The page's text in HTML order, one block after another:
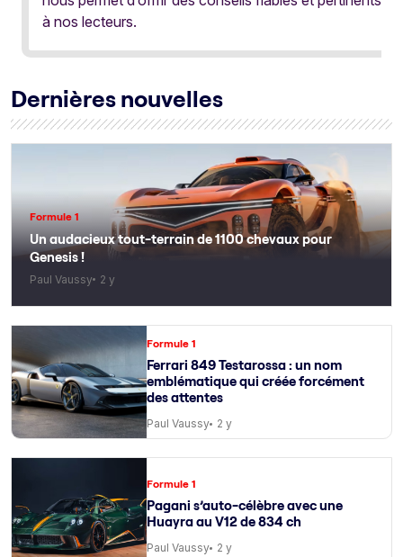
à nos lecteurs.
Dernières nouvelles
Formule 1
Un audacieux tout-terrain de 1100 chevaux pour
Genesis !
Paul Vaussy 2 y
Formule 1
Ferrari 849 Testarossa : un nom
emblématique qui créée forcément
des attentes
Paul Vaussy 2 y
Formule 1
Pagani s’auto-célèbre avec une
Huayra au V12 de 834 ch
Paul Vaussy 2 y